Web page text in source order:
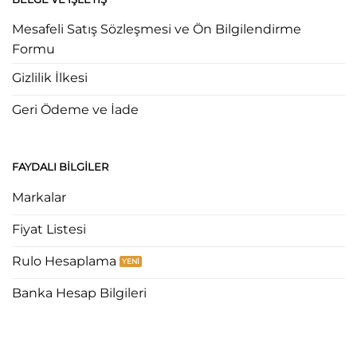
Mesafeli Satış Sözleşmesi ve Ön Bilgilendirme
Formu
Gizlilik İlkesi
Geri Ödeme ve İade
FAYDALI BILGILER
Markalar
Fiyat Listesi
Rulo Hesaplama
Banka Hesap Bilgileri